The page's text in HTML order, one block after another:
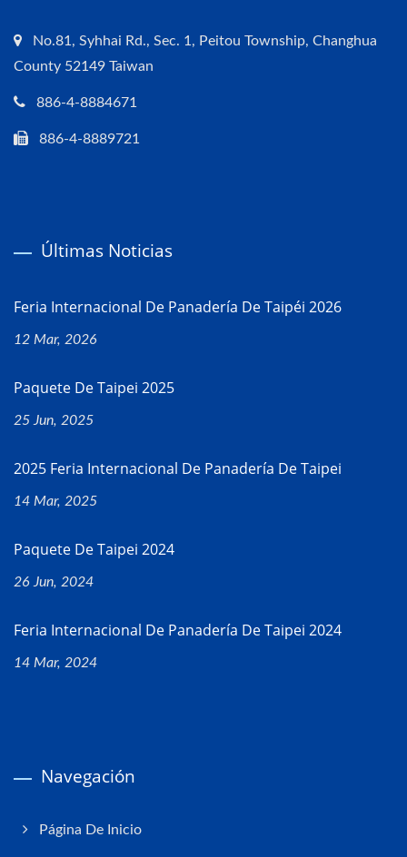
No.81, Syhhai Rd., Sec. 1, Peitou Township, Changhua
County 52149 Taiwan
886-4-8884671
886-4-8889721
Últimas Noticias
Feria Internacional De Panadería De Taipéi 2026
12 Mar, 2026
Paquete De Taipei 2025
25 Jun, 2025
2025 Feria Internacional De Panadería De Taipei
14 Mar, 2025
Paquete De Taipei 2024
26 Jun, 2024
Feria Internacional De Panadería De Taipei 2024
14 Mar, 2024
Navegación
Página De Inicio